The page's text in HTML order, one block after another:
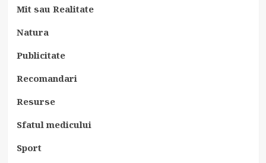
Mit sau Realitate
Natura
Publicitate
Recomandari
Resurse
Sfatul medicului
Sport